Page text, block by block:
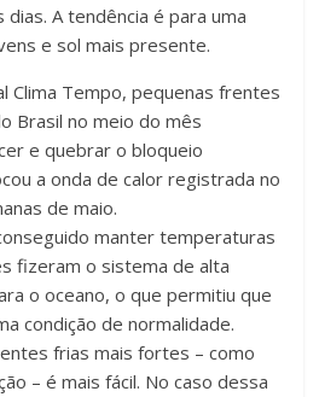
A tendência é para uma
e sol mais presente.
Clima Tempo, pequenas frentes
Brasil no meio do mês
e quebrar o bloqueio
a onda de calor registrada no
de maio.
manter temperaturas
fizeram o sistema de alta
o oceano, o que permitiu que
condição de normalidade.
frias mais fortes – como
– é mais fácil. No caso dessa